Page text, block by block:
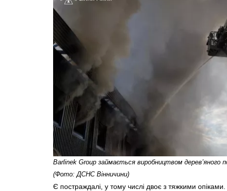
Barlinek Group займається виробництвом дерев’яного
(Фото: ДСНС Вінничини)
Є постраждалі, у тому числі двоє з тяжкими